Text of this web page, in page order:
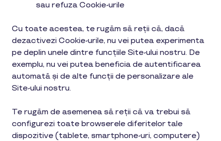
sau refuza Cookie-urile
Cu toate acestea, te rugăm să reții că, dacă
dezactivezi Cookie-urile, nu vei putea experimenta
pe deplin unele dintre funcțiile Site-ului nostru. De
exemplu, nu vei putea beneficia de autentificarea
automată și de alte funcții de personalizare ale
Site-ului nostru.
Te rugăm de asemenea să reții că va trebui să
configurezi toate browserele diferitelor tale
dispozitive (tablete, smartphone-uri, computere)